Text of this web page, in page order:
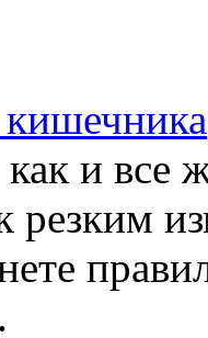
кишечника
и все
резким